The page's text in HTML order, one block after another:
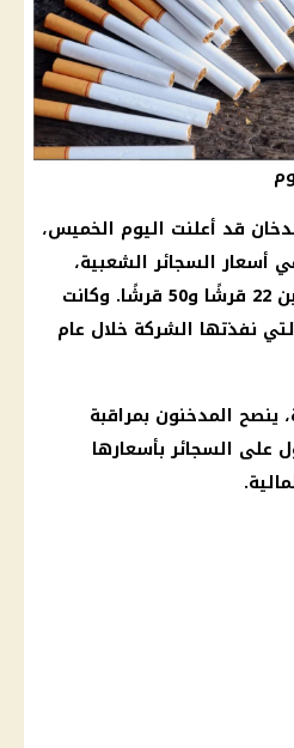
قد أعلنت اليوم الخميس،
زيادة في أسعار السجائر الشعبية،
وتراوحت الزيادة الأخيرة بين 22 قرشًا و50 قرشًا. وكانت
نفذتها الشركة خلال عام
ينصح المدخنون بمراقبة
على السجائر بأسعارها